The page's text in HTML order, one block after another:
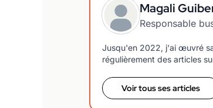
Magali
Responsable
Jusqu'en 2022, j'ai œuvré
régulièrement des articles
Voir tous ses articles